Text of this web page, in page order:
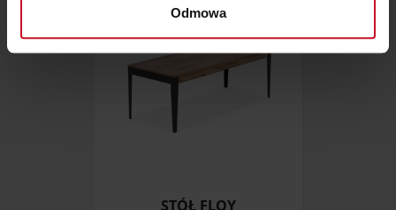
dane są przetwarzane oraz ustaw własne preferencje w
zmienić lub wycofać swoją zgodę w dowolnej chwili.
i reklam, aby oferować funkcje społecznościowe i
analizować ruch w naszej witrynie. Informacje o tym, jak
Partnerzy mogą połączyć te informacje z innymi danymi
Odmowa
STÓŁ FLOY